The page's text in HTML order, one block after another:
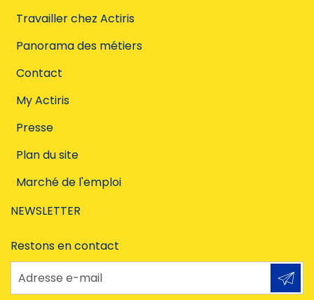
Travailler chez Actiris
Panorama des métiers
Contact
My Actiris
Presse
Plan du site
Marché de l'emploi
NEWSLETTER
Restons en contact
Adresse e-mail